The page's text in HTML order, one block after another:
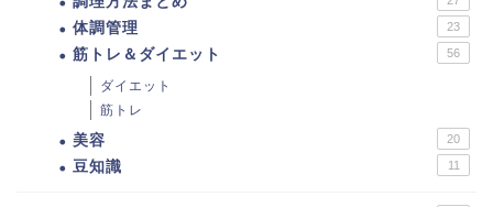
体調管理 23
筋トレ＆ダイエット 56
ダイエット
筋トレ
美容 20
豆知識 11